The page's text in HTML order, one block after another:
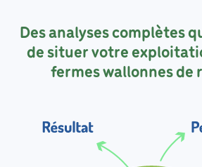
Des analyses complètes
de situer votre
fermes wallonnes de